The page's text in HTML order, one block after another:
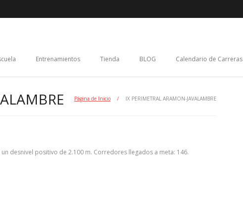
Entrenamientos Tienda BLOG Calendario de Carreras
Página de Inicio / IX PERIMETRAL ARAMON-JAVALAMBRE
desnivel positivo de 2.100 m. Corredores llegados a meta: 146.